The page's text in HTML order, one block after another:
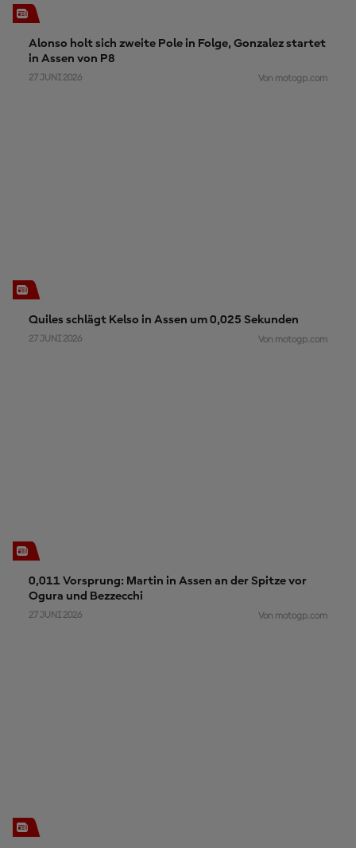
Alonso holt sich zweite Pole in Folge, Gonzalez startet
in Assen von P8
27 JUNI 2026 Von motogp.com
Quiles schlägt Kelso in Assen um 0,025 Sekunden
27 JUNI 2026 Von motogp.com
0,011 Vorsprung: Martin in Assen an der Spitze vor
Ogura und Bezzecchi
27 JUNI 2026 Von motogp.com